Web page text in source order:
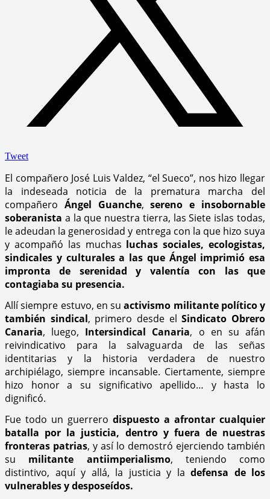
Tweet
El compañero José Luis Valdez, “el Sueco”, nos hizo llegar
la indeseada noticia de la prematura marcha del
compañero Ángel Guanche,sereno e insobornable
soberanista a la que nuestra tierra, las Siete islas todas,
le adeudan la generosidad y entrega con la que hizo suya
y acompañó las muchas luchas sociales, ecologistas,
sindicales y culturales a las que Ángel imprimió esa
impronta de serenidad y valentía con las que
contagiaba su presencia.
Allí siempre estuvo, en suactivismo militante político y
también sindical, primero desde elSindicato Obrero
Canaria, luego, Intersindical Canaria, o en su afán
reivindicativo para la salvaguarda de las señas
identitarias y la historia verdadera de nuestro
archipiélago, siempre incansable. Ciertamente, siempre
hizo honor a su significativo apellido… y hasta lo
dignificó.
Fue todo un guerrero dispuesto a afrontar cualquier
batalla por la justicia, dentro y fuera de nuestras
fronteras patrias, y así lo demostró ejerciendo también
su militante antiimperialismo, teniendo como
distintivo, aquí y allá, la justicia y la defensa de los
vulnerables y desposeídos.